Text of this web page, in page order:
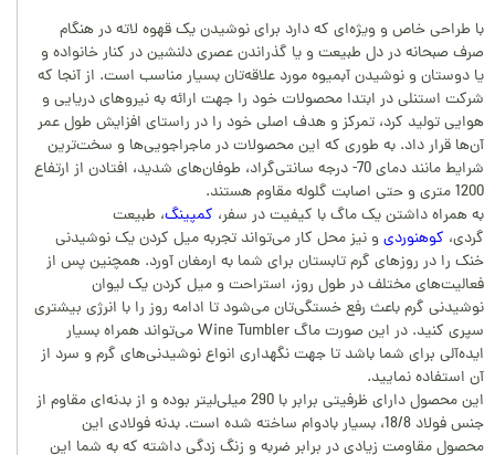
با طراحی خاص و ویژه‌ای که دارد برای نوشیدن یک قهوه لاته در هنگام
صرف صبحانه در دل طبیعت و یا گذراندن عصری دلنشین در کنار خانواده و
یا دوستان و نوشیدن آبمیوه مورد علاقه‌تان بسیار مناسب است. از آنجا که
شرکت استنلی در ابتدا محصولات خود را جهت ارائه به نیروهای دریایی و
هوایی تولید کرد، تمرکز و هدف اصلی خود را در راستای افزایش طول عمر
آن‌ها قرار داد. به طوری که این محصولات در ماجراجویی‌ها و سخت‌ترین
شرایط مانند دمای 70- درجه سانتی‌گراد، طوفان‌های شدید، افتادن از ارتفاع
1200 متری و حتی اصابت گلوله مقاوم هستند.
به همراه داشتن یک ماگ با کیفیت در سفر، کمپینگ، طبیعت
گردی، کوهنوردیو نیز محل کار می‌تواند تجربه میل کردن یک نوشیدنی
خنک را در روزهای گرم تابستان برای شما به ارمغان آورد. همچنین پس از
فعالیت‌های مختلف در طول روز، استراحت و میل کردن یک لیوان
نوشیدنی گرم باعث رفع خستگی‌تان می‌شود تا ادامه روز را با انرژی بیشتری
سپری کنید. در این صورت ماگ Wine Tumbler می‌تواند همراه بسیار
ایده‌آلی برای شما باشد تا جهت نگهداری انواع نوشیدنی‌های گرم و سرد از
آن استفاده نمایید.
این محصول دارای ظرفیتی برابر با 290 میلی‌لیتر بوده و از بدنه‌ای مقاوم از
جنس فولاد 18/8، بسیار بادوام ساخته شده است. بدنه فولادی این
محصول مقاومت زیادی در برابر ضربه و زنگ زدگی داشته که به شما این